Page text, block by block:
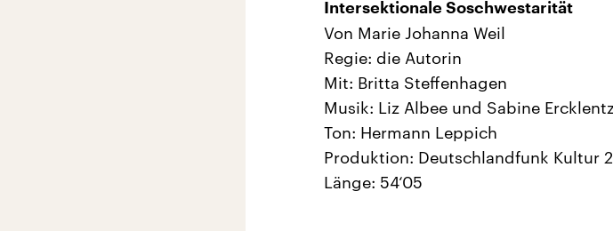
Intersektionale Soschwestarität
Von Marie Johanna Weil
Regie: die Autorin
Mit: Britta Steffenhagen
Musik: Liz Albee und Sabine
Ton: Hermann Leppich
Produktion: Deutschlandfunk Kultur
Länge: 54‘05